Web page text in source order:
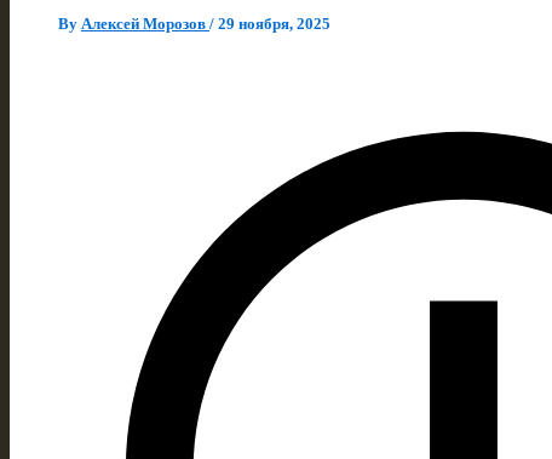
By Алексей Морозов / 29 ноября, 2025